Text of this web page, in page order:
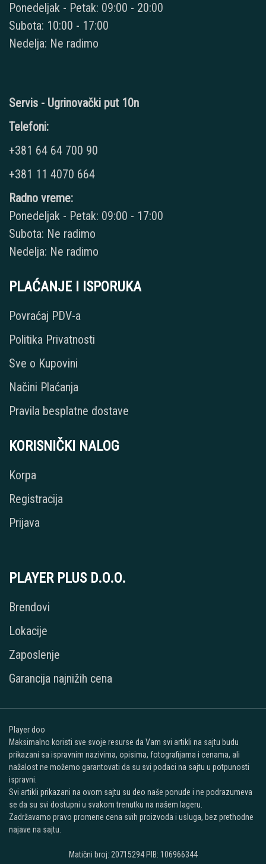
Ponedeljak - Petak: 09:00 - 20:00
Subota: 10:00 - 17:00
Nedelja: Ne radimo
Servis - Ugrinovački put 10n
Telefoni:
+381 64 64 700 90
+381 11 4070 664
Radno vreme:
Ponedeljak - Petak: 09:00 - 17:00
Subota: Ne radimo
Nedelja: Ne radimo
PLAĆANJE I ISPORUKA
Povraćaj PDV-a
Politika Privatnosti
Sve o Kupovini
Načini Plaćanja
Pravila besplatne dostave
KORISNIČKI NALOG
Korpa
Registracija
Prijava
PLAYER PLUS D.O.O.
Brendovi
Lokacije
Zaposlenje
Garancija najnižih cena
Player doo
Maksimalno koristi sve svoje resurse da Vam svi artikli na sajtu budu
prikazani sa ispravnim nazivima, opisima, fotografijama i cenama, ali
nažalost ne možemo garantovati da su svi podaci na sajtu u potpunosti
ispravni.
Svi artikli prikazani na ovom sajtu su deo naše ponude i ne podrazumeva
se da su svi dostupni u svakom trenutku na našem lageru.
Zadržavamo pravo promene cena svih proizvoda i usluga, bez prethodne
najave na sajtu.
Matični broj: 20715294 PIB: 106966344